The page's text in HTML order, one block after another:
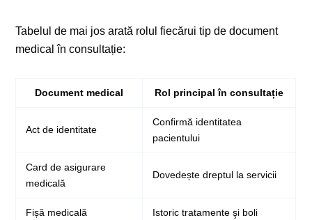
Tabelul de mai jos arată rolul fiecărui tip de document
medical în consultație:
Document medical Rol principal în consultație
Act de identitate
Confirmă identitatea
pacientului
Card de asigurare
medicală
Dovedește dreptul la servicii
Fișă medicală Istoric tratamente şi boli